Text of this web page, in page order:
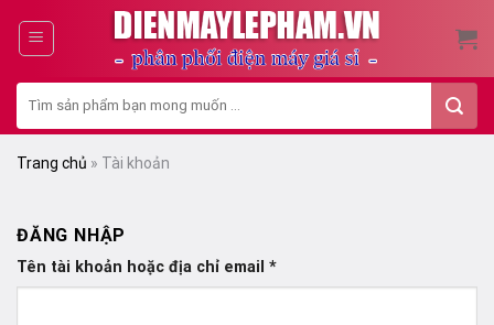
kiếm:
Trang chủ » Tài khoản
ĐĂNG NHẬP
Tên tài khoản hoặc địa chỉ email *